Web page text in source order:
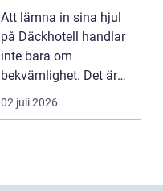
hållbara däck
Att lämna in sina hjul
på Däckhotell handlar
inte bara om
bekvämlighet. Det är
också en fråga om
säk...
02 juli 2026